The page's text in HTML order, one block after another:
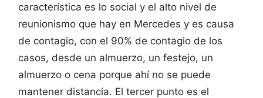
característica es lo social y el alto nivel de
reunionismo que hay en Mercedes y es causa
de contagio, con el 90% de contagio de los
casos, desde un almuerzo, un festejo, un
almuerzo o cena porque ahí no se puede
mantener distancia. El tercer punto es el